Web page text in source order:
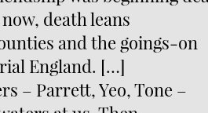
death leans
and the goings-on
England. […]
– Parrett, Yeo, Tone –